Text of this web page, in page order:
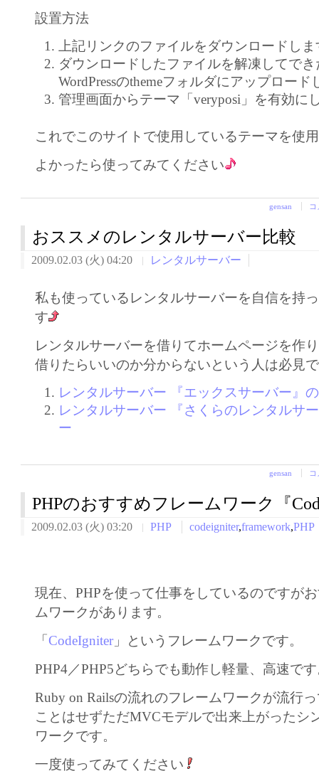
設置方法
上記リンクのファイルをダウンロードしま
ダウンロードしたファイルを解凍してで
WordPressのthemeフォルダにアップロード
管理画面からテーマ「veryposi」を有効に
これでこのサイトで使用しているテーマを使
よかったら使ってみてください
gensan
おススメのレンタルサーバー比較
2009.02.03 (火) 04:20 レンタルサーバー
私も使っているレンタルサーバーを自信を持
す
レンタルサーバーを借りてホームページを作
借りたらいいのか分からないという人は必見
レンタルサーバー 『エックスサーバー』
レンタルサーバー 『さくらのレンタルサ
ー
gensan
PHPのおすすめフレームワーク『
2009.02.03 (火) 03:20 PHP codeigniter,framework,PHP
現在、PHPを使って仕事をしているのですが
ムワークがあります。
「CodeIgniter 」というフレームワークです。
PHP4／PHP5どちらでも動作し軽量、高速で
Ruby on Railsの流れのフレームワークが流行
ことはせずただMVCモデルで出来上がったシ
ワークです。
一度使ってみてください